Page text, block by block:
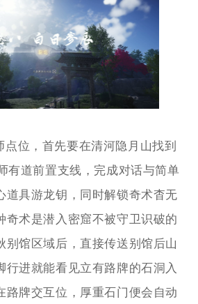
点位，首先要在清河隐月山找到
有道前置支线，完成对话与简单
道具游龙钥，同时解锁奇术杳无
奇术是潜入密窟不被守卫识破的
别馆区域后，直接传送别馆后山
行进就能看见立有路牌的石洞入
路牌交互位，厚重石门便会自动